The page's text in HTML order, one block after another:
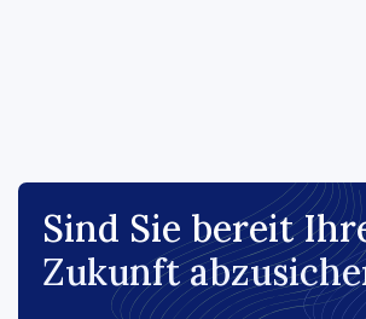
Sind Sie bereit
Zukunft